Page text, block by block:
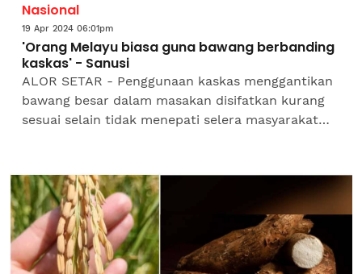
Nasional
19 Apr 2024 06:01pm
'Orang Melayu biasa guna bawang berbanding
kaskas' - Sanusi
ALOR SETAR - Penggunaan kaskas menggantikan
bawang besar dalam masakan disifatkan kurang
sesuai selain tidak menepati selera masyarakat